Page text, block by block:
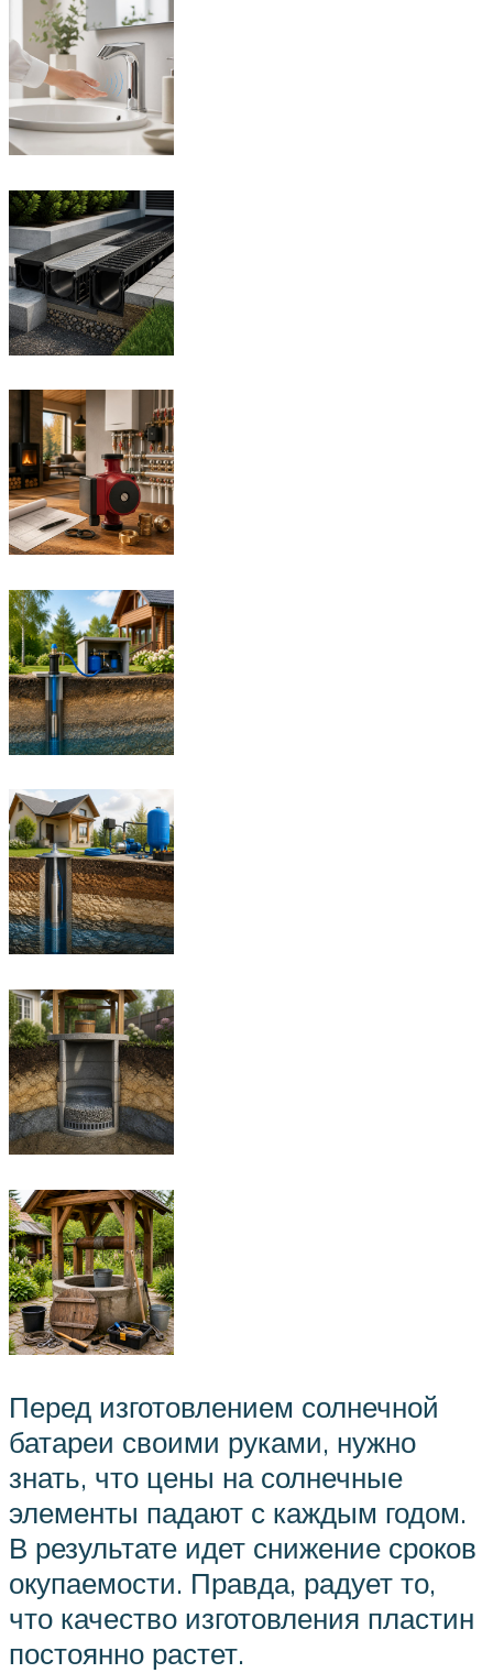
Перед изготовлением солнечной
батареи своими руками, нужно
знать, что цены на солнечные
элементы падают с каждым годом.
В результате идет снижение сроков
окупаемости. Правда, радует то,
что качество изготовления пластин
постоянно растет.